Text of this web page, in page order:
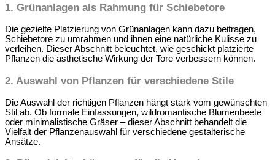
1. Grünanlagen als Rahmung für Schiebetore
Die gezielte Platzierung von Grünanlagen kann dazu beitragen,
Schiebetore zu umrahmen und ihnen eine natürliche Kulisse zu
verleihen. Dieser Abschnitt beleuchtet, wie geschickt platzierte
Pflanzen die ästhetische Wirkung der Tore verbessern können.
2. Auswahl von Pflanzen für verschiedene Stile
Die Auswahl der richtigen Pflanzen hängt stark vom gewünschten
Stil ab. Ob formale Einfassungen, wildromantische Blumenbeete
oder minimalistische Gräser – dieser Abschnitt behandelt die
Vielfalt der Pflanzenauswahl für verschiedene gestalterische
Ansätze.